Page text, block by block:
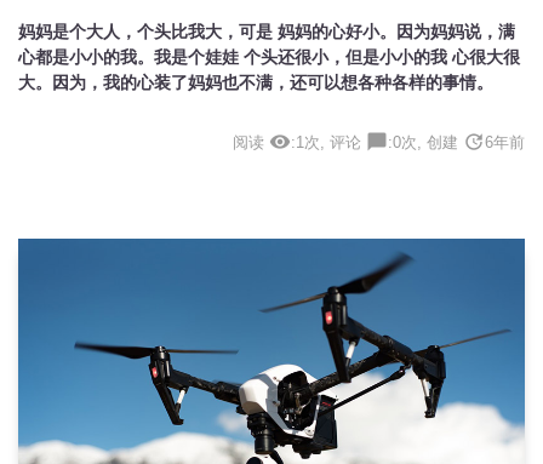
妈妈是个大人，个头比我大，可是 妈妈的心好小。因为妈妈说，满
心都是小小的我。我是个娃娃 个头还很小，但是小小的我 心很大很
大。因为，我的心装了妈妈也不满，还可以想各种各样的事情。
阅读 visibility:1次, 评论 chat_bubble:0次, 创建 update6年前